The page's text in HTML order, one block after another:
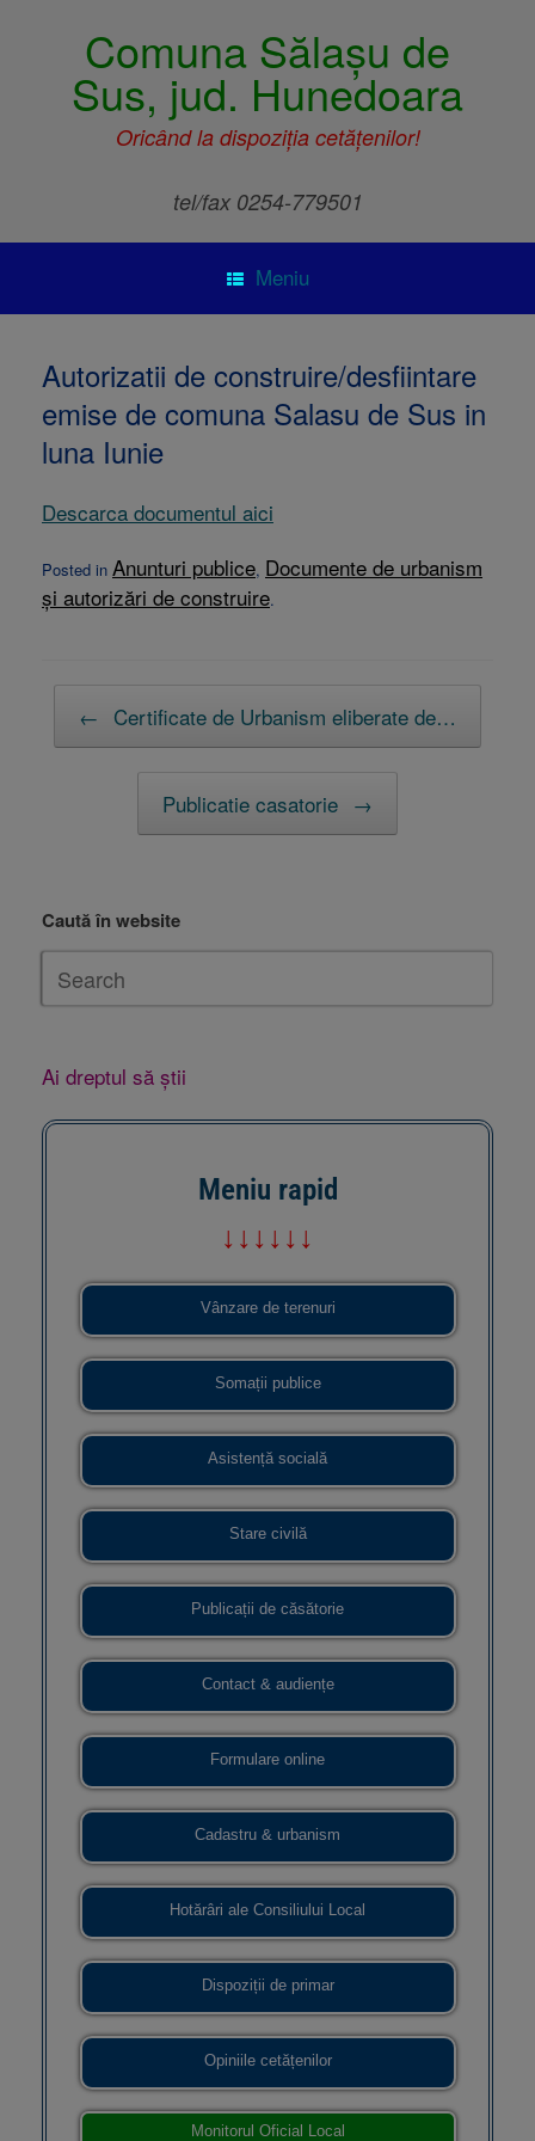
Comuna Sălașu de
Sus, jud. Hunedoara
Oricând la dispoziția cetățenilor!
tel/fax 0254-779501
Meniu
Autorizatii de construire/desfiintare
emise de comuna Salasu de Sus in
luna Iunie
Descarca documentul aici
Posted in Anunturi publice, Documente de urbanism
și autorizări de construire.
← Certificate de Urbanism eliberate de…
Publicatie casatorie →
Caută în website
Ai dreptul să știi
Meniu rapid
↓↓↓↓↓↓
Vânzare de terenuri
Somații publice
Asistență socială
Stare civilă
Publicații de căsătorie
Contact & audiențe
Formulare online
Cadastru & urbanism
Hotărâri ale Consiliului Local
Dispoziții de primar
Opiniile cetățenilor
Monitorul Oficial Local